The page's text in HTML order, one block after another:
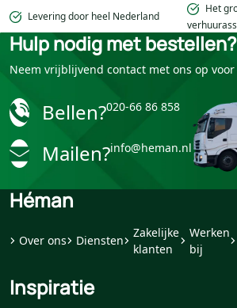
Levering door heel Nederland
Het
Hulp nodig met bestellen?
Neem vrijblijvend contact met ons op
Bellen?020-66 86 858
Mailen?info@heman.nl
Héman
Over ons Diensten
Zakelijke
klanten
Werken
bij
Inspiratie